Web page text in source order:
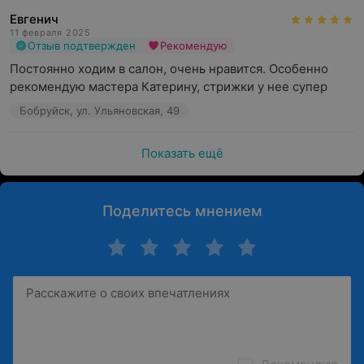
Евгенич
11 февраля 2025
Отзыв подтвержден Рекомендую
Постоянно ходим в салон, очень нравится. Особенно
рекомендую мастера Катерину, стрижки у нее супер
Бобруйск, ул. Ульяновская, 49
Показать ещё
Поделитесь мнением